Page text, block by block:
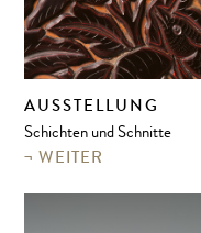
AUSSTELLUNG
Schichten und Schnitte
WEITER